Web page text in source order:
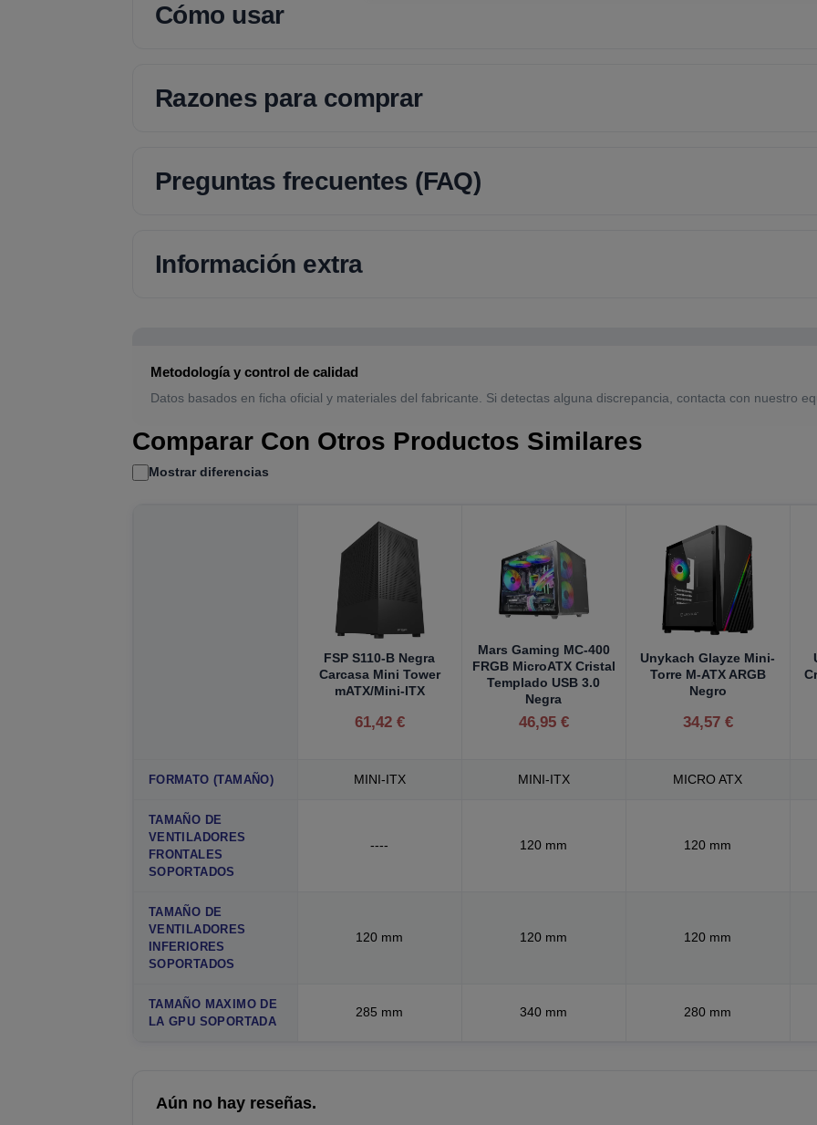
Cómo usar
Razones para comprar
Preguntas frecuentes (FAQ)
Información extra
Metodología y control de calidad
Datos basados en ficha oficial y materiales del fabricante. Si detectas alguna discrepancia, contacta con nuestro
Comparar Con Otros Productos Similares
Mostrar diferencias
FSP S110-B Negra
Carcasa Mini Tower
mATX/Mini-ITX
61,42 €
Mars Gaming MC-400
FRGB MicroATX Cristal
Templado USB 3.0
Negra
46,95 €
Unykach Glayze Mini-
Torre M-ATX ARGB
Negro
34,57 €
FORMATO (TAMAÑO) MINI-ITX MINI-ITX MICRO ATX
TAMAÑO DE
VENTILADORES
FRONTALES
SOPORTADOS
---- 120 mm 120 mm
TAMAÑO DE
VENTILADORES
INFERIORES
SOPORTADOS
120 mm 120 mm 120 mm
TAMAÑO MAXIMO DE
LA GPU SOPORTADA
285 mm 340 mm 280 mm
Aún no hay reseñas.